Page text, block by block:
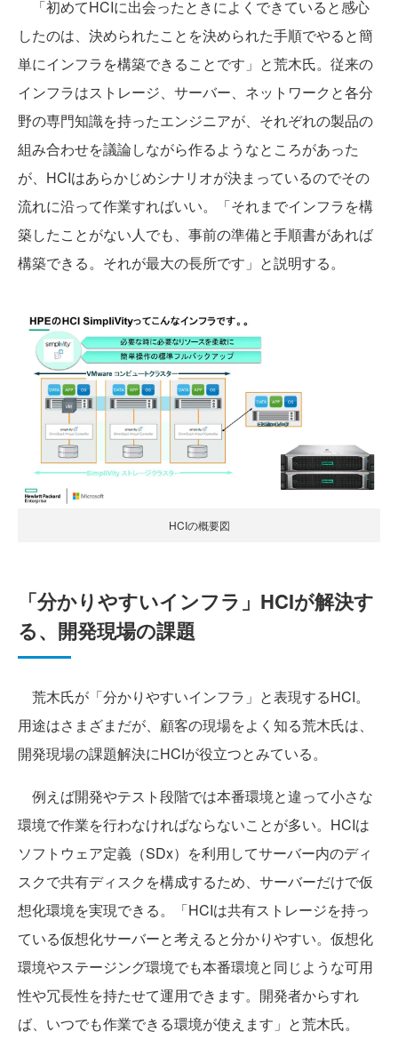
「初めてHCIに出会ったときによくできていると感心
したのは、決められたことを決められた手順でやると簡
単にインフラを構築できることです」と荒木氏。従来の
インフラはストレージ、サーバー、ネットワークと各分
野の専門知識を持ったエンジニアが、それぞれの製品の
組み合わせを議論しながら作るようなところがあった
が、HCIはあらかじめシナリオが決まっているのでその
流れに沿って作業すればいい。「それまでインフラを構
築したことがない人でも、事前の準備と手順書があれば
構築できる。それが最大の長所です」と説明する。
HCIの概要図
「分かりやすいインフラ」HCIが解決す
る、開発現場の課題
荒木氏が「分かりやすいインフラ」と表現するHCI。
用途はさまざまだが、顧客の現場をよく知る荒木氏は、
開発現場の課題解決にHCIが役立つとみている。
例えば開発やテスト段階では本番環境と違って小さな
環境で作業を行わなければならないことが多い。HCIは
ソフトウェア定義（SDx）を利用してサーバー内のディ
スクで共有ディスクを構成するため、サーバーだけで仮
想化環境を実現できる。「HCIは共有ストレージを持っ
ている仮想化サーバーと考えると分かりやすい。仮想化
環境やステージング環境でも本番環境と同じような可用
性や冗長性を持たせて運用できます。開発者からすれ
ば、いつでも作業できる環境が使えます」と荒木氏。